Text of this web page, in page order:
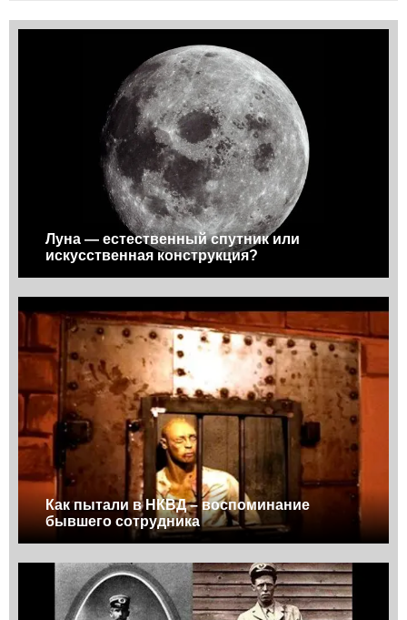
Луна — естественный спутник или
искусственная конструкция?
Как пытали в НКВД – воспоминание
бывшего сотрудника